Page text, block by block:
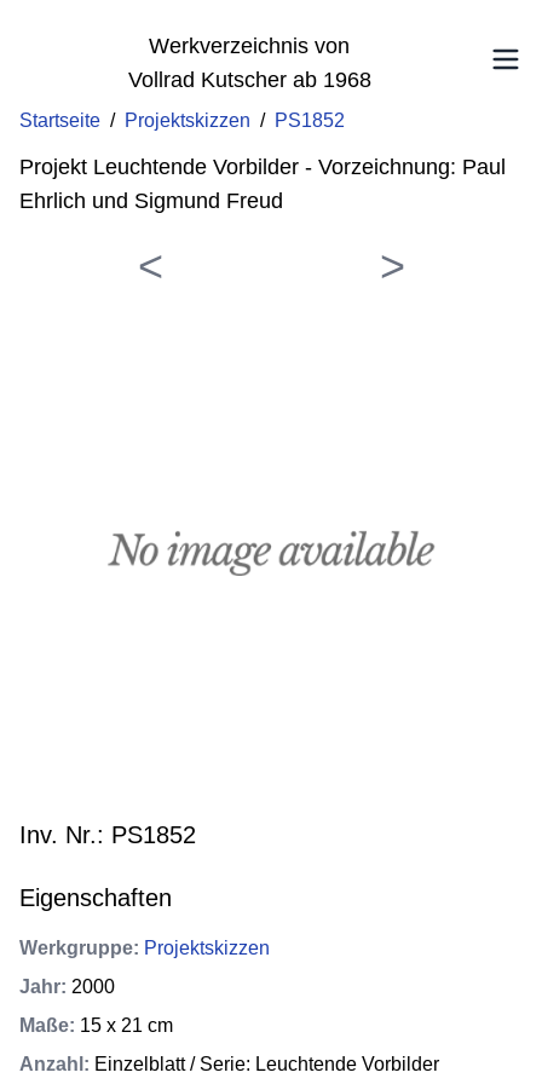
Werkverzeichnis von
Vollrad Kutscher ab 1968
Startseite / Projektskizzen / PS1852
Projekt Leuchtende Vorbilder - Vorzeichnung: Paul
Ehrlich und Sigmund Freud
Inv. Nr.: PS1852
Eigenschaften
Werkgruppe: Projektskizzen
Jahr: 2000
Maße: 15 x 21 cm
Anzahl : Einzelblatt / Serie: Leuchtende Vorbilder
< >